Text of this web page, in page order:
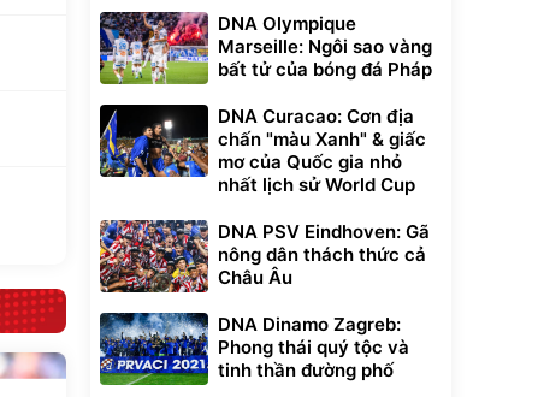
DNA Olympique
Marseille: Ngôi sao vàng
bất tử của bóng đá Pháp
DNA Curacao: Cơn địa
chấn "màu Xanh" & giấc
mơ của Quốc gia nhỏ
nhất lịch sử World Cup
DNA PSV Eindhoven: Gã
nông dân thách thức cả
Châu Âu
DNA Dinamo Zagreb:
Phong thái quý tộc và
tinh thần đường phố